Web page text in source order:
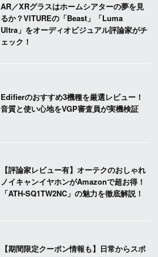
AR／XRグラスはホームシアターの夢を見
るか？VITUREの「Beast」「Luma
Ultra」をオーディオビジュアル評論家がチ
ェック！
Edifierのおすすめ3機種を厳選レビュー！
音質と使い心地をVGP審査員が実機検証
【評論家レビュー有】オーテクのおしゃれ
ノイキャンイヤホンがAmazonで超お得！
「ATH-SQ1TW2NC」の魅力を徹底解説！
【期間限定クーポン情報も】日常からスポ